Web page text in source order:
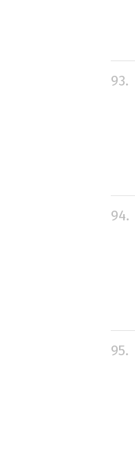
93.
94.
95.